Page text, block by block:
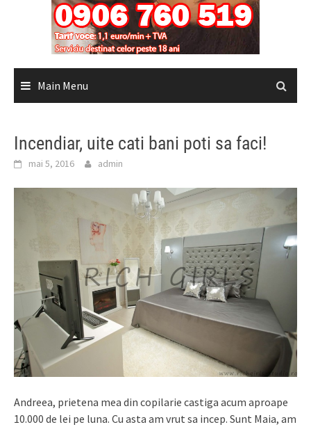
Main Menu
Incendiar, uite cati bani poti sa faci!
mai 5, 2016 admin
Andreea, prietena mea din copilarie castiga acum aproape
10.000 de lei pe luna. Cu asta am vrut sa incep. Sunt Maia, am